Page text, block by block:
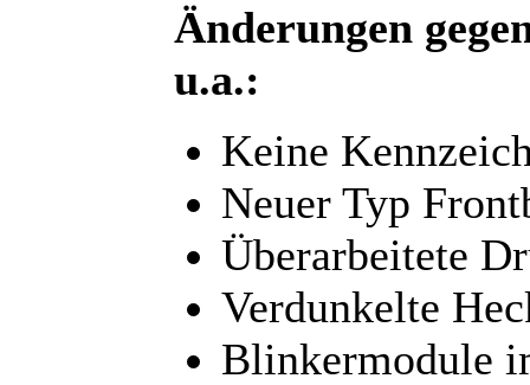
Änderungen
u.a.:
Keine
Neuer Typ
Überarbeitete
Verdunkelte
Blinkermodule